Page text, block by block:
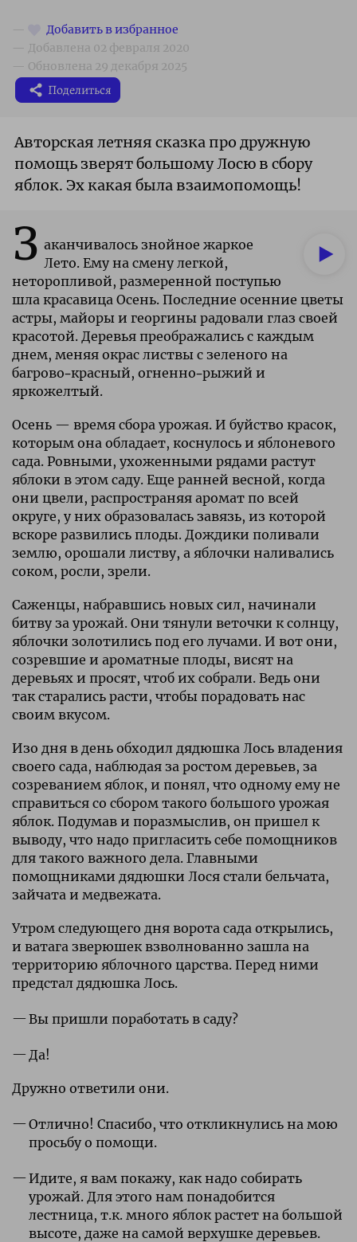
Поделиться
Авторская летняя сказка про дружную
помощь зверят большому Лосю в сбору
яблок. Эх какая была взаимопомощь!
З аканчивалось знойное жаркое
Лето. Ему на смену легкой,
неторопливой, размеренной поступью
шла красавица Осень. Последние осенние цветы
астры, майоры и георгины радовали глаз своей
красотой. Деревья преображались с каждым
днем, меняя окрас листвы с зеленого на
багрово–красный, огненно–рыжий и
яркожелтый.
Осень — время сбора урожая. И буйство красок,
которым она обладает, коснулось и яблоневого
сада. Ровными, ухоженными рядами растут
яблоки в этом саду. Еще ранней весной, когда
они цвели, распространяя аромат по всей
округе, у них образовалась завязь, из которой
вскоре развились плоды. Дождики поливали
землю, орошали листву, а яблочки наливались
соком, росли, зрели.
Саженцы, набравшись новых сил, начинали
битву за урожай. Они тянули веточки к солнцу,
яблочки золотились под его лучами. И вот они,
созревшие и ароматные плоды, висят на
деревьях и просят, чтоб их собрали. Ведь они
так старались расти, чтобы порадовать нас
своим вкусом.
Изо дня в день обходил дядюшка Лось владения
своего сада, наблюдая за ростом деревьев, за
созреванием яблок, и понял, что одному ему не
справиться со сбором такого большого урожая
яблок. Подумав и поразмыслив, он пришел к
выводу, что надо пригласить себе помощников
для такого важного дела. Главными
помощниками дядюшки Лося стали бельчата,
зайчата и медвежата.
Утром следующего дня ворота сада открылись,
и ватага зверюшек взволнованно зашла на
территорию яблочного царства. Перед ними
предстал дядюшка Лось.
Вы пришли поработать в саду?
Да!
Дружно ответили они.
Отлично! Спасибо, что откликнулись на мою
просьбу о помощи.
Идите, я вам покажу, как надо собирать
урожай. Для этого нам понадобится
лестница, т.к. много яблок растет на большой
высоте, даже на самой верхушке деревьев.